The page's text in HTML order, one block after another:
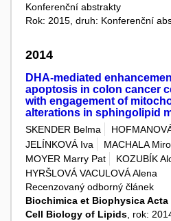
Konferenční abstrakty
Rok: 2015, druh: Konferenční
2014
DHA-mediated
apoptosis in colon cancer
with engagement of
alterations in sphingolipid
SKENDER Belma
JELÍNKOVÁ Iva
MACHALA
MOYER Marry Pat
KOZUBÍK
HYRŠLOVÁ VACULOVÁ Alena
Recenzovaný odborný článek
Biochimica et Biophysica Acta
Cell Biology of Lipids, rok: